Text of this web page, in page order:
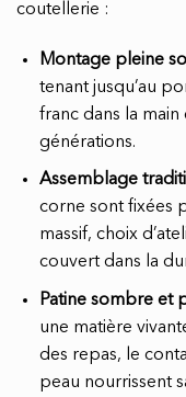
coutellerie :
Montage pleine
tenant jusqu’au
franc dans la main
générations.
Assemblage
corne sont fixées
massif, choix
couvert dans la
Patine sombre et
une matière
des repas, le
peau nourrissent